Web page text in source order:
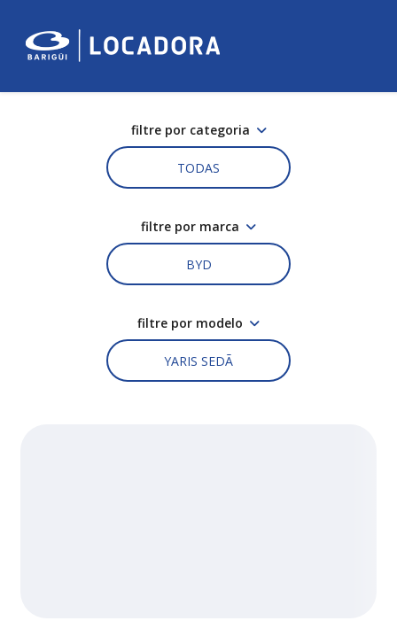
filtre por categoria
TODAS
filtre por marca
BYD
filtre por modelo
YARIS SEDÃ